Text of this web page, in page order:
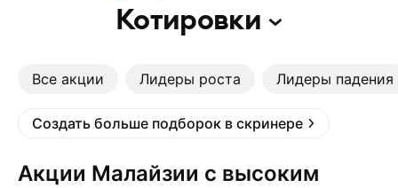
Котировки
Все акции Лидеры роста Лидеры падения
Создать больше подборок в скринере
Акции Малайзии с высоким